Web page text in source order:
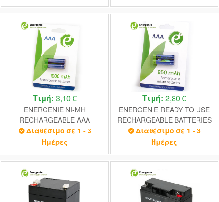
Τιμή: 3,10 €
ENERGENIE NI-MH
RECHARGEABLE AAA
BATTERIES 1000MAH 2PCS
RETAIL PACK
Διαθέσιμο σε 1 - 3
Ημέρες
Τιμή: 2,80 €
ENERGENIE READY TO USE
RECHARGEABLE BATTERIES
AAA 850MAH 2PCS/PACK
Διαθέσιμο σε 1 - 3
Ημέρες